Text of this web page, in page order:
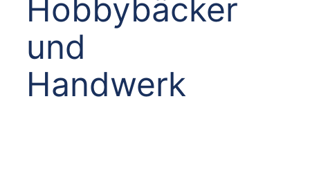
Hobbybäcker
und
Handwerk